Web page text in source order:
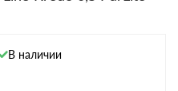
В наличии